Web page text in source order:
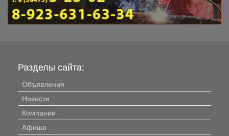
Разделы сайта:
Объявления
Новости
Компании
Афиша